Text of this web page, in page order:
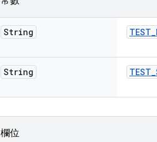
String TEST_
String TEST_
欄位